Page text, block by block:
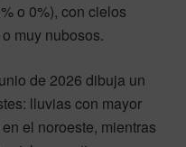
o 0%), con cielos
muy nubosos.
de 2026 dibuja un
lluvias con mayor
el noroeste, mientras